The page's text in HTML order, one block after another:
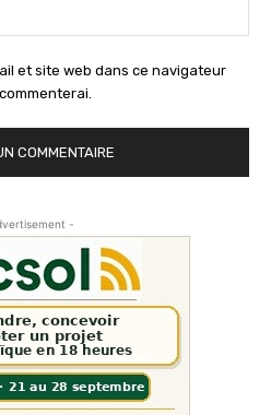
et site web dans ce navigateur
-